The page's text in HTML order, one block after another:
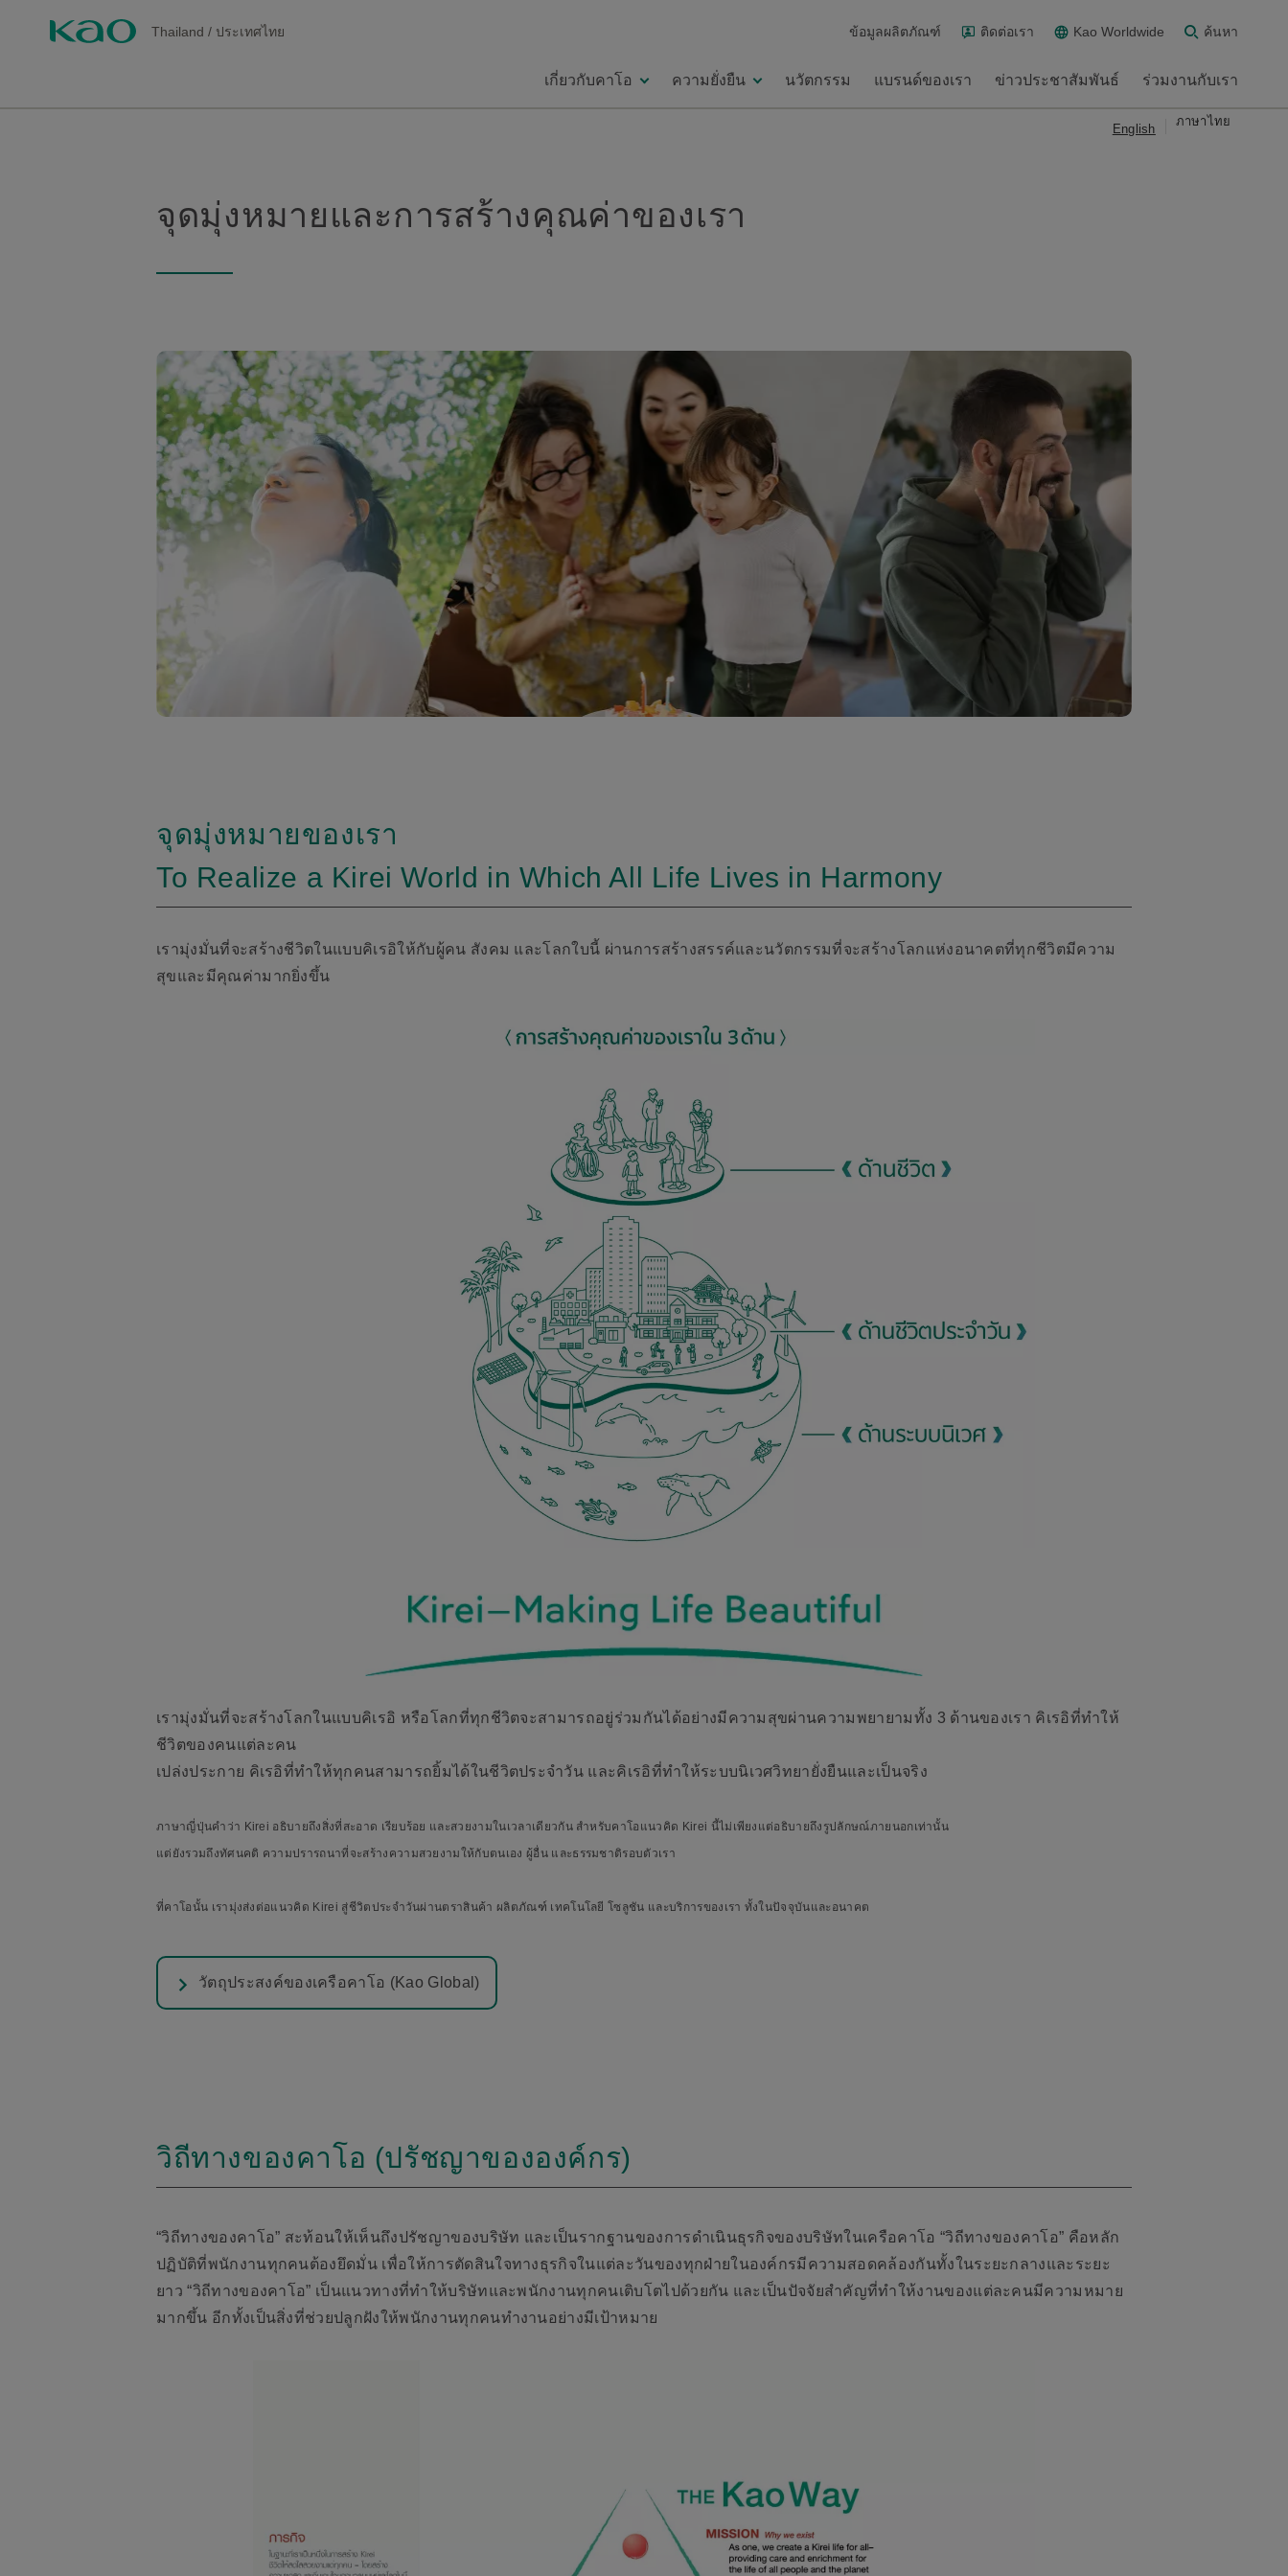
Thailand / ประเทศไทย ข้อมูลผลิตภัณฑ์ ติดต่อเรา Kao Worldwide ค้นหา
เกี่ยวกับคาโอ ความยั่งยืน นวัตกรรม แบรนด์ของเรา ข่าวประชาสัมพันธ์ ร่วมงานกับเรา
English
ภาษาไทย
จุดมุ่งหมายและการสร้างคุณค่าของเรา
จุดมุ่งหมายของเรา
To Realize a Kirei World in Which All Life Lives in Harmony
เรามุ่งมั่นที่จะสร้างชีวิตในแบบคิเรอิให้กับผู้คน สังคม และโลกใบนี้ ผ่านการสร้างสรรค์และนวัตกรรมที่จะสร้างโลกแห่งอนาคตที่ทุกชีวิตมีความ
สุขและมีคุณค่ามากยิ่งขึ้น
เรามุ่งมั่นที่จะสร้างโลกในแบบคิเรอิ หรือโลกที่ทุกชีวิตจะสามารถอยู่ร่วมกันได้อย่างมีความสุขผ่านความพยายามทั้ง 3 ด้านของเรา คิเรอิที่ทำให้
ชีวิตของคนแต่ละคน
เปล่งประกาย คิเรอิที่ทำให้ทุกคนสามารถยิ้มได้ในชีวิตประจำวัน และคิเรอิที่ทำให้ระบบนิเวศวิทยายั่งยืนและเป็นจริง
ภาษาญี่ปุ่นคำว่า Kirei อธิบายถึงสิ่งที่สะอาด เรียบร้อย และสวยงามในเวลาเดียวกัน สำหรับคาโอแนวคิด Kirei นี้ไม่เพียงแต่อธิบายถึงรูปลักษณ์ภายนอกเท่านั้น
แต่ยังรวมถึงทัศนคติ ความปรารถนาที่จะสร้างความสวยงามให้กับตนเอง ผู้อื่น และธรรมชาติรอบตัวเรา
ที่คาโอนั้น เรามุ่งส่งต่อแนวคิด Kirei สู่ชีวิตประจำวันผ่านตราสินค้า ผลิตภัณฑ์ เทคโนโลยี โซลูชัน และบริการของเรา ทั้งในปัจจุบันและอนาคต
วัตถุประสงค์ของเครือคาโอ (Kao Global)
วิถีทางของคาโอ (ปรัชญาขององค์กร)
“วิถีทางของคาโอ” สะท้อนให้เห็นถึงปรัชญาของบริษัท และเป็นรากฐานของการดำเนินธุรกิจของบริษัทในเครือคาโอ “วิถีทางของคาโอ” คือหลัก
ปฏิบัติที่พนักงานทุกคนต้องยึดมั่น เพื่อให้การตัดสินใจทางธุรกิจในแต่ละวันของทุกฝ่ายในองค์กรมีความสอดคล้องกันทั้งในระยะกลางและระยะ
ยาว “วิถีทางของคาโอ” เป็นแนวทางที่ทำให้บริษัทและพนักงานทุกคนเติบโตไปด้วยกัน และเป็นปัจจัยสำคัญที่ทำให้งานของแต่ละคนมีความหมาย
มากขึ้น อีกทั้งเป็นสิ่งที่ช่วยปลูกฝังให้พนักงานทุกคนทำงานอย่างมีเป้าหมาย